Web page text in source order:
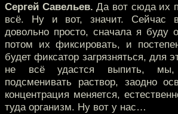
Сергей Савельев. Да вот сюда их
всё. Ну и вот, значит. Сейчас
довольно просто, сначала я буду
потом их фиксировать, и
будет фиксатор загрязняться, для
не всё удастся выпить, мы,
подсменивать раствор, заодно
концентрация меняется,
туда организм. Ну вот у нас…